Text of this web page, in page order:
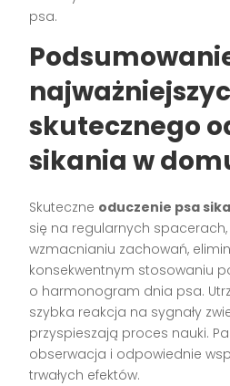
psa.
skutecznego
sikania w
Skuteczne oduczenie psa
się na regularnych
wzmacnianiu zachowań,
konsekwentnym stosowaniu
o harmonogram dnia psa.
szybka reakcja na sygnały
przyspieszają proces nauki.
obserwacja i odpowiednie
trwałych efektów.